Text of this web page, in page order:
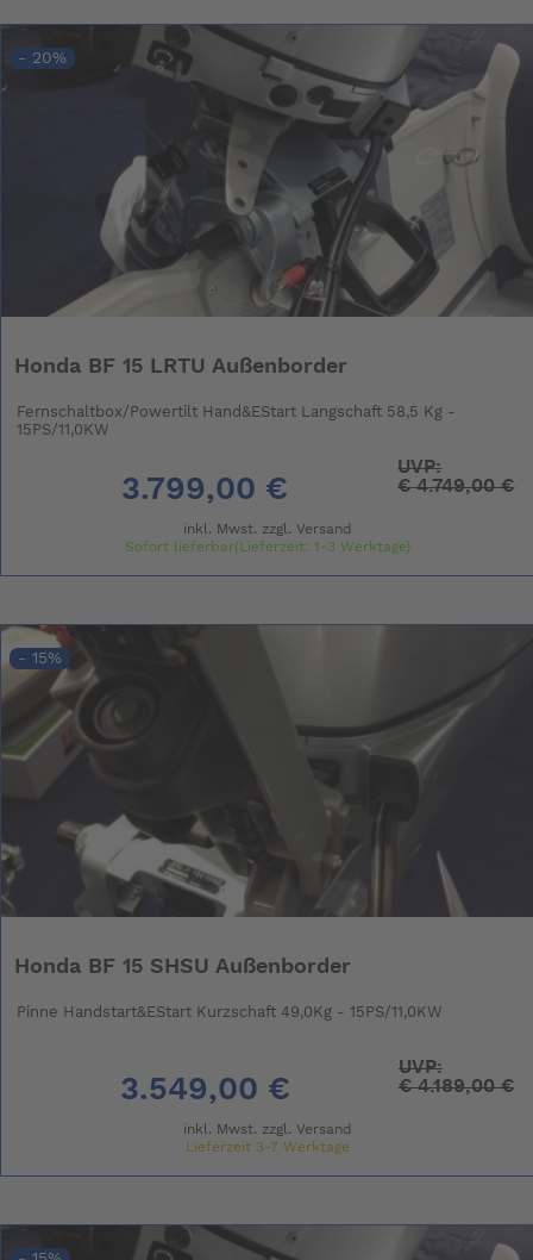
- 20%
Honda BF 15 LRTU Außenborder
Fernschaltbox/Powertilt Hand&EStart Langschaft 58,5 Kg -
15PS/11,0KW
3.799,00 €
UVP:
€4.749,00 €
inkl. Mwst. zzgl. Versand
Sofort lieferbar(Lieferzeit: 1-3 Werktage)
- 15%
Honda BF 15 SHSU Außenborder
Pinne Handstart&EStart Kurzschaft 49,0Kg - 15PS/11,0KW
3.549,00 €
UVP:
€4.189,00 €
inkl. Mwst. zzgl. Versand
Lieferzeit 3-7 Werktage